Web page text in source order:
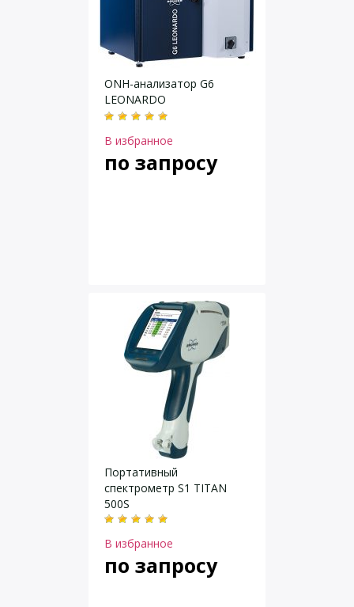
ONH-анализатор G6
LEONARDO
В избранное
по запросу
Портативный
спектрометр S1 TITAN
500S
В избранное
по запросу